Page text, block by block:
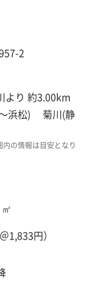
2
り 約3.00km
浜松) 菊川(静
の情報は目安となり
1,833円）